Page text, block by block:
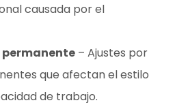
causada por el
– Ajustes por
que afectan el estilo
de trabajo.